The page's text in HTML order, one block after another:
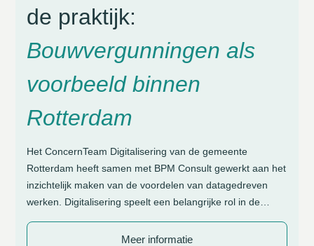
de praktijk:
Bouwvergunningen als
voorbeeld binnen
Rotterdam
Het ConcernTeam Digitalisering van de gemeente
Rotterdam heeft samen met BPM Consult gewerkt aan het
inzichtelijk maken van de voordelen van datagedreven
werken. Digitalisering speelt een belangrijke rol in de
dienstverlening en bedrijfsvoering van de gemeente
Rotterdam. Het ConcernTeam Digitalisering vervult hierin
Meer informatie